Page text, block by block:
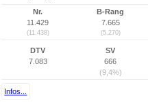
Nr.
11.429
(11.438)
B-Rang
7.665
(5.270)
DTV
7.083
SV
666
(9,4%)
Infos...